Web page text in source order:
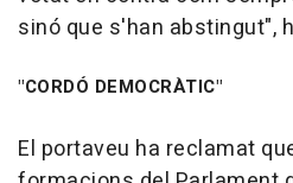
sinó que s'han abstingut",
"CORDÓ DEMOCRÀTIC"
El portaveu ha reclamat